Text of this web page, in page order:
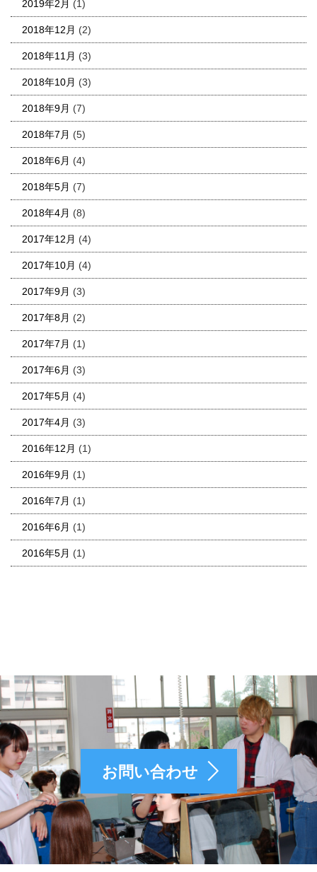
2019年2月 (1)
2018年12月 (2)
2018年11月 (3)
2018年10月 (3)
2018年9月 (7)
2018年7月 (5)
2018年6月 (4)
2018年5月 (7)
2018年4月 (8)
2017年12月 (4)
2017年10月 (4)
2017年9月 (3)
2017年8月 (2)
2017年7月 (1)
2017年6月 (3)
2017年5月 (4)
2017年4月 (3)
2016年12月 (1)
2016年9月 (1)
2016年7月 (1)
2016年6月 (1)
2016年5月 (1)
お問い合わせ